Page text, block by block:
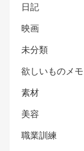
日記
映画
未分類
欲しいものメモ
素材
美容
職業訓練